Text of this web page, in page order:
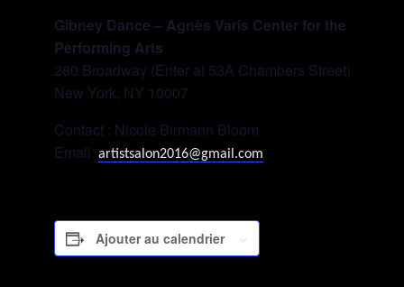
Gibney Dance – Agnès Varis Center for the
Performing Arts
280 Broadway (Enter at 53A Chambers Street)
New York, NY 10007
Contact : Nicole Birmann Bloom
Email: artistsalon2016@gmail.com
Ajouter au calendrier